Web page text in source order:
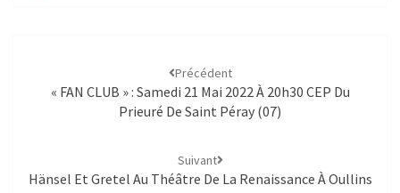
Précédent
« FAN CLUB » : Samedi 21 Mai 2022 À 20h30 CEP Du
Prieuré De Saint Péray (07)
Suivant
Hänsel Et Gretel Au Théâtre De La Renaissance À Oullins